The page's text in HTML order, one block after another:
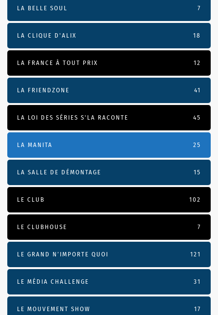
LA BELLE SOUL 7
LA CLIQUE D'ALIX 18
LA FRANCE À TOUT PRIX 12
LA FRIENDZONE 41
LA LOI DES SÉRIES S'LA RACONTE 45
LA MANITA 25
LA SALLE DE DÉMONTAGE 15
LE CLUB 102
LE CLUBHOUSE 7
LE GRAND N’IMPORTE QUOI 121
LE MÉDIA CHALLENGE 31
LE MOUVEMENT SHOW 17